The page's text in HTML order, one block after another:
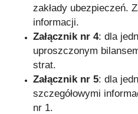
zakłady ubezpieczeń.
informacji.
Załącznik nr 4: dla
uproszczonym
strat.
Załącznik nr 5: dla
szczegółowymi
nr 1.